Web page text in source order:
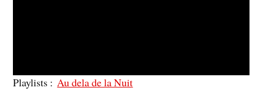
Playlists : Au dela de la Nuit